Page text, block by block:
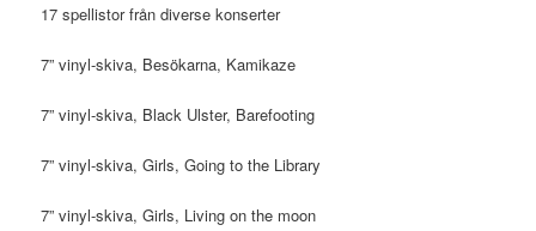
17 spellistor från diverse konserter
7” vinyl-skiva, Besökarna, Kamikaze
7” vinyl-skiva, Black Ulster, Barefooting
7” vinyl-skiva, Girls, Going to the Library
7” vinyl-skiva, Girls, Living on the moon